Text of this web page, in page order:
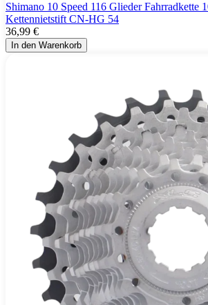
Shimano 10 Speed 116 Glieder Fahrradkette
Kettennietstift CN-HG 54
36,99 €
In den Warenkorb